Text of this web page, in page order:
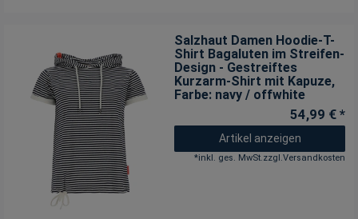
Salzhaut Damen Hoodie-T-
Shirt Bagaluten im Streifen-
Design - Gestreiftes
Kurzarm-Shirt mit Kapuze,
Farbe: navy / offwhite
54,99 € *
Artikel anzeigen
*inkl. ges. MwSt.zzgl.Versandkosten